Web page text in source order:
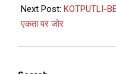
Next Post: KOTPUTLI-
एकता पर जोर